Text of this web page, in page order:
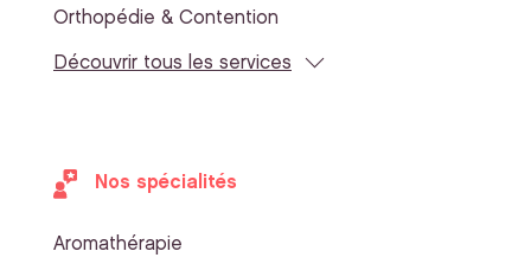
Orthopédie & Contention
Découvrir tous les services
Nos spécialités
Aromathérapie